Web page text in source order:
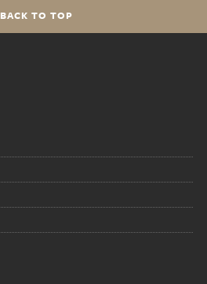
BACK TO TOP